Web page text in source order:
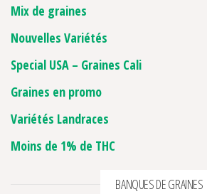
Mix de graines
Nouvelles Variétés
Special USA – Graines Cali
Graines en promo
Variétés Landraces
Moins de 1% de THC
BANQUES DE GRAINES